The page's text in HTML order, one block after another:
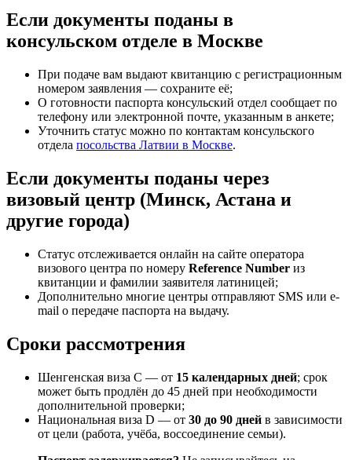
Если документы поданы в
консульском отделе в Москве
При подаче вам выдают квитанцию с регистрационным
номером заявления — сохраните её;
О готовности паспорта консульский отдел сообщает по
телефону или электронной почте, указанным в анкете;
Уточнить статус можно по контактам консульского
отдела посольства Латвии в Москве.
Если документы поданы через
визовый центр (Минск, Астана и
другие города)
Статус отслеживается онлайн на сайте оператора
визового центра по номеру Reference Number из
квитанции и фамилии заявителя латиницей;
Дополнительно многие центры отправляют SMS или e-
mail о передаче паспорта на выдачу.
Сроки рассмотрения
Шенгенская виза C — от 15 календарных дней; срок
может быть продлён до 45 дней при необходимости
дополнительной проверки;
Национальная виза D — от 30 до 90 дней в зависимости
от цели (работа, учёба, воссоединение семьи).